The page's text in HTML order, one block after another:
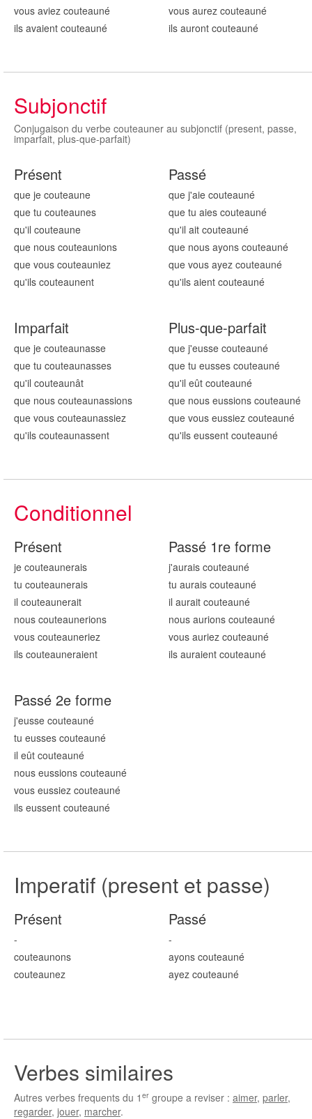
vous aviez couteauné
ils avaient couteauné
vous aurez couteauné
ils auront couteauné
Subjonctif
Conjugaison du verbe couteauner au subjonctif (present, passe,
imparfait, plus-que-parfait)
Présent
que je couteaune
que tu couteaunes
qu'il couteaune
que nous couteaunions
que vous couteauniez
qu'ils couteaunent
Passé
que j'aie couteauné
que tu aies couteauné
qu'il ait couteauné
que nous ayons couteauné
que vous ayez couteauné
qu'ils aient couteauné
Imparfait
que je couteaunasse
que tu couteaunasses
qu'il couteaunât
que nous couteaunassions
que vous couteaunassiez
qu'ils couteaunassent
Plus-que-parfait
que j'eusse couteauné
que tu eusses couteauné
qu'il eût couteauné
que nous eussions couteauné
que vous eussiez couteauné
qu'ils eussent couteauné
Conditionnel
Présent
je couteaunerais
tu couteaunerais
il couteaunerait
nous couteaunerions
vous couteauneriez
ils couteauneraient
Passé 1re forme
j'aurais couteauné
tu aurais couteauné
il aurait couteauné
nous aurions couteauné
vous auriez couteauné
ils auraient couteauné
Passé 2e forme
j'eusse couteauné
tu eusses couteauné
il eût couteauné
nous eussions couteauné
vous eussiez couteauné
ils eussent couteauné
Imperatif (present et passe)
Présent
-
couteaunons
couteaunez
Passé
-
ayons couteauné
ayez couteauné
Verbes similaires
Autres verbes frequents du 1 er groupe a reviser : aimer, parler,
regarder, jouer, marcher.